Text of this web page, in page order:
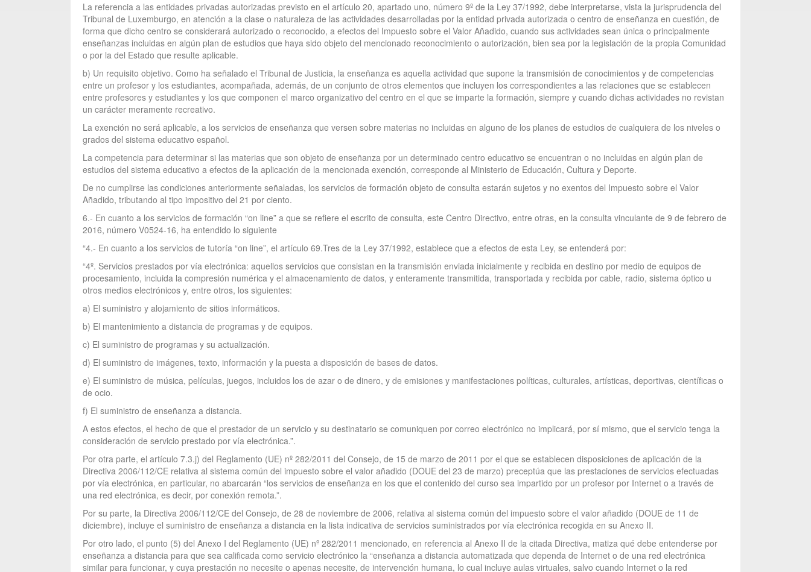
La referencia a las entidades privadas autorizadas previsto en el artículo 20, apartado uno, número 9º de la Ley 37/1992, debe interpretarse, vista la jurisprudencia del
Tribunal de Luxemburgo, en atención a la clase o naturaleza de las actividades desarrolladas por la entidad privada autorizada o centro de enseñanza en cuestión, de
forma que dicho centro se considerará autorizado o reconocido, a efectos del Impuesto sobre el Valor Añadido, cuando sus actividades sean única o principalmente
enseñanzas incluidas en algún plan de estudios que haya sido objeto del mencionado reconocimiento o autorización, bien sea por la legislación de la propia Comunidad
o por la del Estado que resulte aplicable.
b) Un requisito objetivo. Como ha señalado el Tribunal de Justicia, la enseñanza es aquella actividad que supone la transmisión de conocimientos y de competencias
entre un profesor y los estudiantes, acompañada, además, de un conjunto de otros elementos que incluyen los correspondientes a las relaciones que se establecen
entre profesores y estudiantes y los que componen el marco organizativo del centro en el que se imparte la formación, siempre y cuando dichas actividades no revistan
un carácter meramente recreativo.
La exención no será aplicable, a los servicios de enseñanza que versen sobre materias no incluidas en alguno de los planes de estudios de cualquiera de los niveles o
grados del sistema educativo español.
La competencia para determinar si las materias que son objeto de enseñanza por un determinado centro educativo se encuentran o no incluidas en algún plan de
estudios del sistema educativo a efectos de la aplicación de la mencionada exención, corresponde al Ministerio de Educación, Cultura y Deporte.
De no cumplirse las condiciones anteriormente señaladas, los servicios de formación objeto de consulta estarán sujetos y no exentos del Impuesto sobre el Valor
Añadido, tributando al tipo impositivo del 21 por ciento.
6.- En cuanto a los servicios de formación “on line” a que se refiere el escrito de consulta, este Centro Directivo, entre otras, en la consulta vinculante de 9 de febrero de
2016, número V0524-16, ha entendido lo siguiente
“4.- En cuanto a los servicios de tutoría “on line”, el artículo 69.Tres de la Ley 37/1992, establece que a efectos de esta Ley, se entenderá por:
“4º. Servicios prestados por vía electrónica: aquellos servicios que consistan en la transmisión enviada inicialmente y recibida en destino por medio de equipos de
procesamiento, incluida la compresión numérica y el almacenamiento de datos, y enteramente transmitida, transportada y recibida por cable, radio, sistema óptico u
otros medios electrónicos y, entre otros, los siguientes:
a) El suministro y alojamiento de sitios informáticos.
b) El mantenimiento a distancia de programas y de equipos.
c) El suministro de programas y su actualización.
d) El suministro de imágenes, texto, información y la puesta a disposición de bases de datos.
e) El suministro de música, películas, juegos, incluidos los de azar o de dinero, y de emisiones y manifestaciones políticas, culturales, artísticas, deportivas, científicas o
de ocio.
f) El suministro de enseñanza a distancia.
A estos efectos, el hecho de que el prestador de un servicio y su destinatario se comuniquen por correo electrónico no implicará, por sí mismo, que el servicio tenga la
consideración de servicio prestado por vía electrónica.”.
Por otra parte, el artículo 7.3.j) del Reglamento (UE) nº 282/2011 del Consejo, de 15 de marzo de 2011 por el que se establecen disposiciones de aplicación de la
Directiva 2006/112/CE relativa al sistema común del impuesto sobre el valor añadido (DOUE del 23 de marzo) preceptúa que las prestaciones de servicios efectuadas
por vía electrónica, en particular, no abarcarán “los servicios de enseñanza en los que el contenido del curso sea impartido por un profesor por Internet o a través de
una red electrónica, es decir, por conexión remota.”.
Por su parte, la Directiva 2006/112/CE del Consejo, de 28 de noviembre de 2006, relativa al sistema común del impuesto sobre el valor añadido (DOUE de 11 de
diciembre), incluye el suministro de enseñanza a distancia en la lista indicativa de servicios suministrados por vía electrónica recogida en su Anexo II.
Por otro lado, el punto (5) del Anexo I del Reglamento (UE) nº 282/2011 mencionado, en referencia al Anexo II de la citada Directiva, matiza qué debe entenderse por
enseñanza a distancia para que sea calificada como servicio electrónico la “enseñanza a distancia automatizada que dependa de Internet o de una red electrónica
similar para funcionar, y cuya prestación no necesite o apenas necesite, de intervención humana, lo cual incluye aulas virtuales, salvo cuando Internet o la red